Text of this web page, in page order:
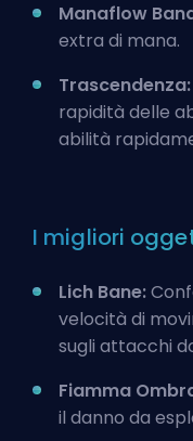
Manaflow
extra di mana.
Trascendenza:
rapidità delle
abilità
I migliori
Lich Bane:
velocità di
sugli attacchi
Fiamma
il danno da